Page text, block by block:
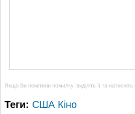
Якщо Ви помітили помилку, виділіть її та
Теги: США Кіно